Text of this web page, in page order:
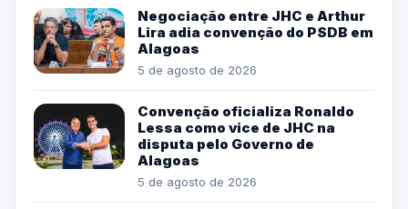
Negociação entre JHC e Arthur
Lira adia convenção do PSDB em
Alagoas
5 de agosto de 2026
Convenção oficializa Ronaldo
Lessa como vice de JHC na
disputa pelo Governo de
Alagoas
5 de agosto de 2026